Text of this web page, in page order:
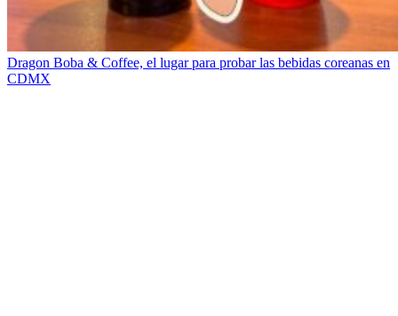
Dragon Boba & Coffee, el lugar para probar las bebidas coreanas en
CDMX